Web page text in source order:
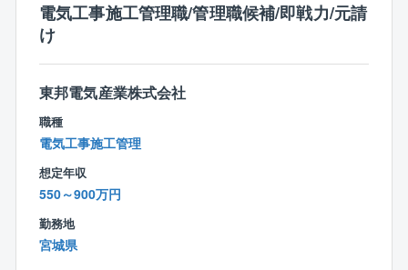
【建物外部での業務】
◎非常用発電機工事
◎コージェネレーション設備工事
◎再生可能エネルギー設備工事など
■配属部署について：
同組織は11名の方が活躍しております。
（20代2名 30代1名 40代3名 50代5名）
電気工事施工管理職/管理職候補/即戦力/元請
け
東邦電気産業株式会社
職種
電気工事施工管理
想定年収
550～900万円
勤務地
宮城県